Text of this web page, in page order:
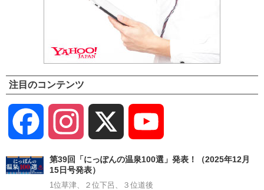
注目のコンテンツ
Facebook Instagram
Channel
第39回「にっぽんの温泉100選」発表！（2025年12月
15日号発表）
1位草津、２位下呂、３位道後